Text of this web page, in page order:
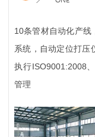
10条管材自动化产线
系统，自动定位打压
执行ISO9001:2008
管理